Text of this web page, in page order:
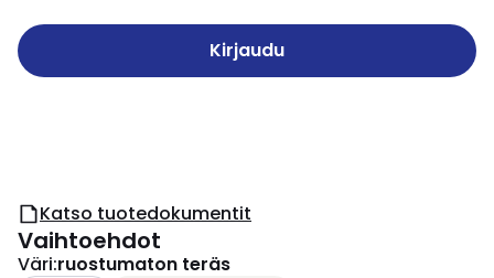
Kirjaudu
Katso tuotedokumentit
Vaihtoehdot
Väri:ruostumaton teräs